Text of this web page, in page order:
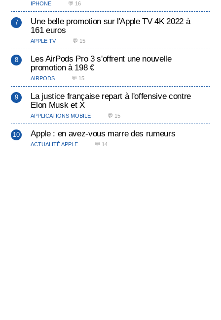
IPHONE 💬 16
Une belle promotion sur l'Apple TV 4K 2022 à
161 euros
APPLE TV 💬 15
Les AirPods Pro 3 s'offrent une nouvelle
promotion à 198 €
AIRPODS 💬 15
La justice française repart à l'offensive contre
Elon Musk et X
APPLICATIONS MOBILE 💬 15
Apple : en avez-vous marre des rumeurs
ACTUALITÉ APPLE 💬 14